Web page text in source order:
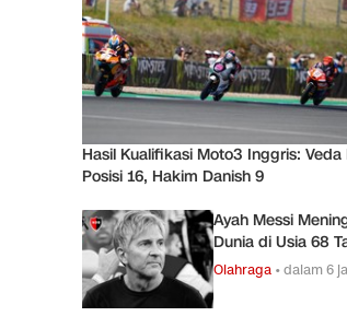
Hasil Kualifikasi Moto3 Inggris: Veda
Posisi 16, Hakim Danish 9
Ayah Messi
Dunia di Usia 68
Olahraga •dalam 6